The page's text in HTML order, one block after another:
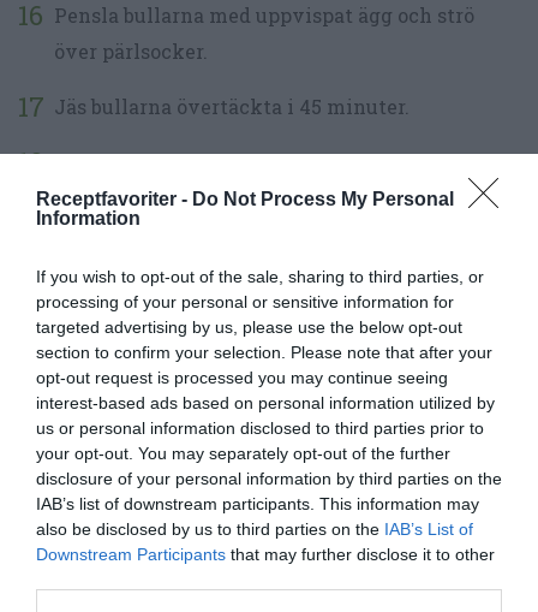
Receptfavoriter - Do Not Process My Personal
Information
If you wish to opt-out of the sale, sharing to third parties, or
processing of your personal or sensitive information for
targeted advertising by us, please use the below opt-out
section to confirm your selection. Please note that after your
opt-out request is processed you may continue seeing
interest-based ads based on personal information utilized by
us or personal information disclosed to third parties prior to
your opt-out. You may separately opt-out of the further
disclosure of your personal information by third parties on the
IAB’s list of downstream participants. This information may
also be disclosed by us to third parties on the IAB’s List of
Downstream Participants that may further disclose it to other
Pensla bullarna med uppvispat ägg och strö
över pärlsocker.
Jäs bullarna övertäckta i 45 minuter.
Sätt ugnen på 225 grader vanlig ugn.
Grädda 1-2 plåtar i taget i mitten av ugnen i 8-10
Ta ut och låt svalna något innan servering. Kan
frysas när de svalnat.